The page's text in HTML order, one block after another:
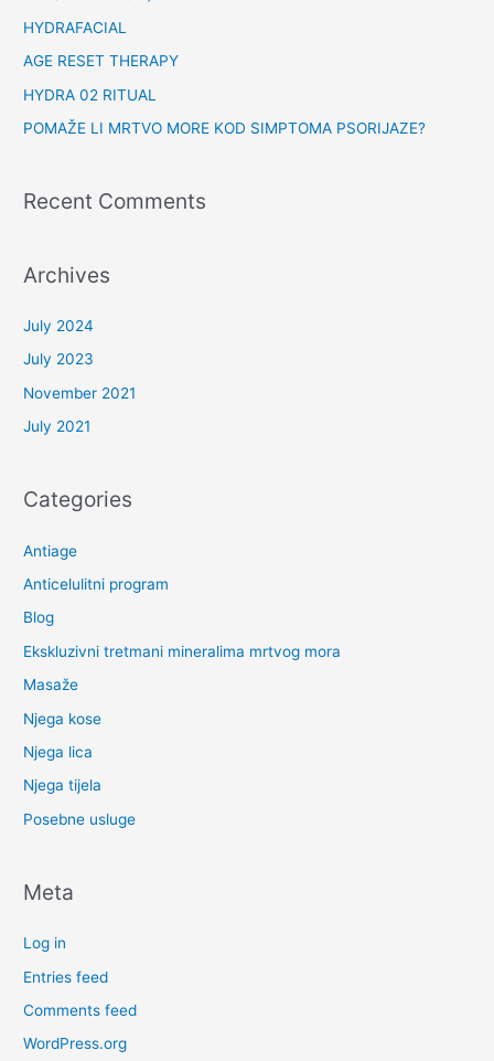
HYDRAFACIAL
AGE RESET THERAPY
HYDRA 02 RITUAL
POMAŽE LI MRTVO MORE KOD SIMPTOMA PSORIJAZE?
Recent Comments
Archives
July 2024
July 2023
November 2021
July 2021
Categories
Antiage
Anticelulitni program
Blog
Ekskluzivni tretmani mineralima mrtvog mora
Masaže
Njega kose
Njega lica
Njega tijela
Posebne usluge
Meta
Log in
Entries feed
Comments feed
WordPress.org